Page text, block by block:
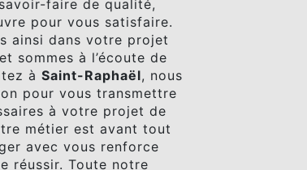
faire de qualité,
pour vous satisfaire.
ainsi dans votre projet
et sommes à l’écoute de
à Saint-Raphaël, nous
pour vous transmettre
à votre projet de
métier est avant tout
avec vous renforce
réussir. Toute notre